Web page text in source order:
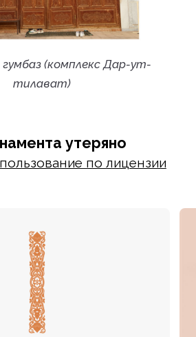
(комплекс Дар-ут-
тилават)
утеряно
по лицензии